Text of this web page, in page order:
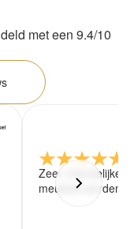
met een 9.4/10
Zeer vriendelijke
meubels worden